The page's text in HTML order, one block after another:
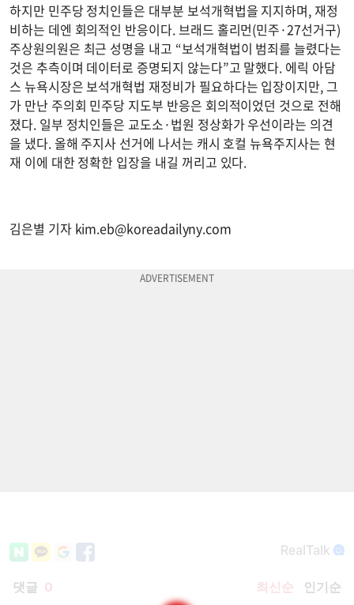
하지만 민주당 정치인들은 대부분 보석개혁법을 지지하며, 재정
비하는 데엔 회의적인 반응이다. 브래드 홀리먼(민주·27선거구)
주상원의원은 최근 성명을 내고 “보석개혁법이 범죄를 늘렸다는
것은 추측이며 데이터로 증명되지 않는다”고 말했다. 에릭 아담
스 뉴욕시장은 보석개혁법 재정비가 필요하다는 입장이지만, 그
가 만난 주의회 민주당 지도부 반응은 회의적이었던 것으로 전해
졌다. 일부 정치인들은 교도소·법원 정상화가 우선이라는 의견
을 냈다. 올해 주지사 선거에 나서는 캐시 호컬 뉴욕주지사는 현
재 이에 대한 정확한 입장을 내길 꺼리고 있다.
김은별 기자 kim.eb@koreadailyny.com